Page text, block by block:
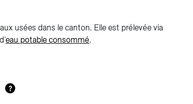
usées dans le canton. Elle est prélevée via
eau potable consommé.
?